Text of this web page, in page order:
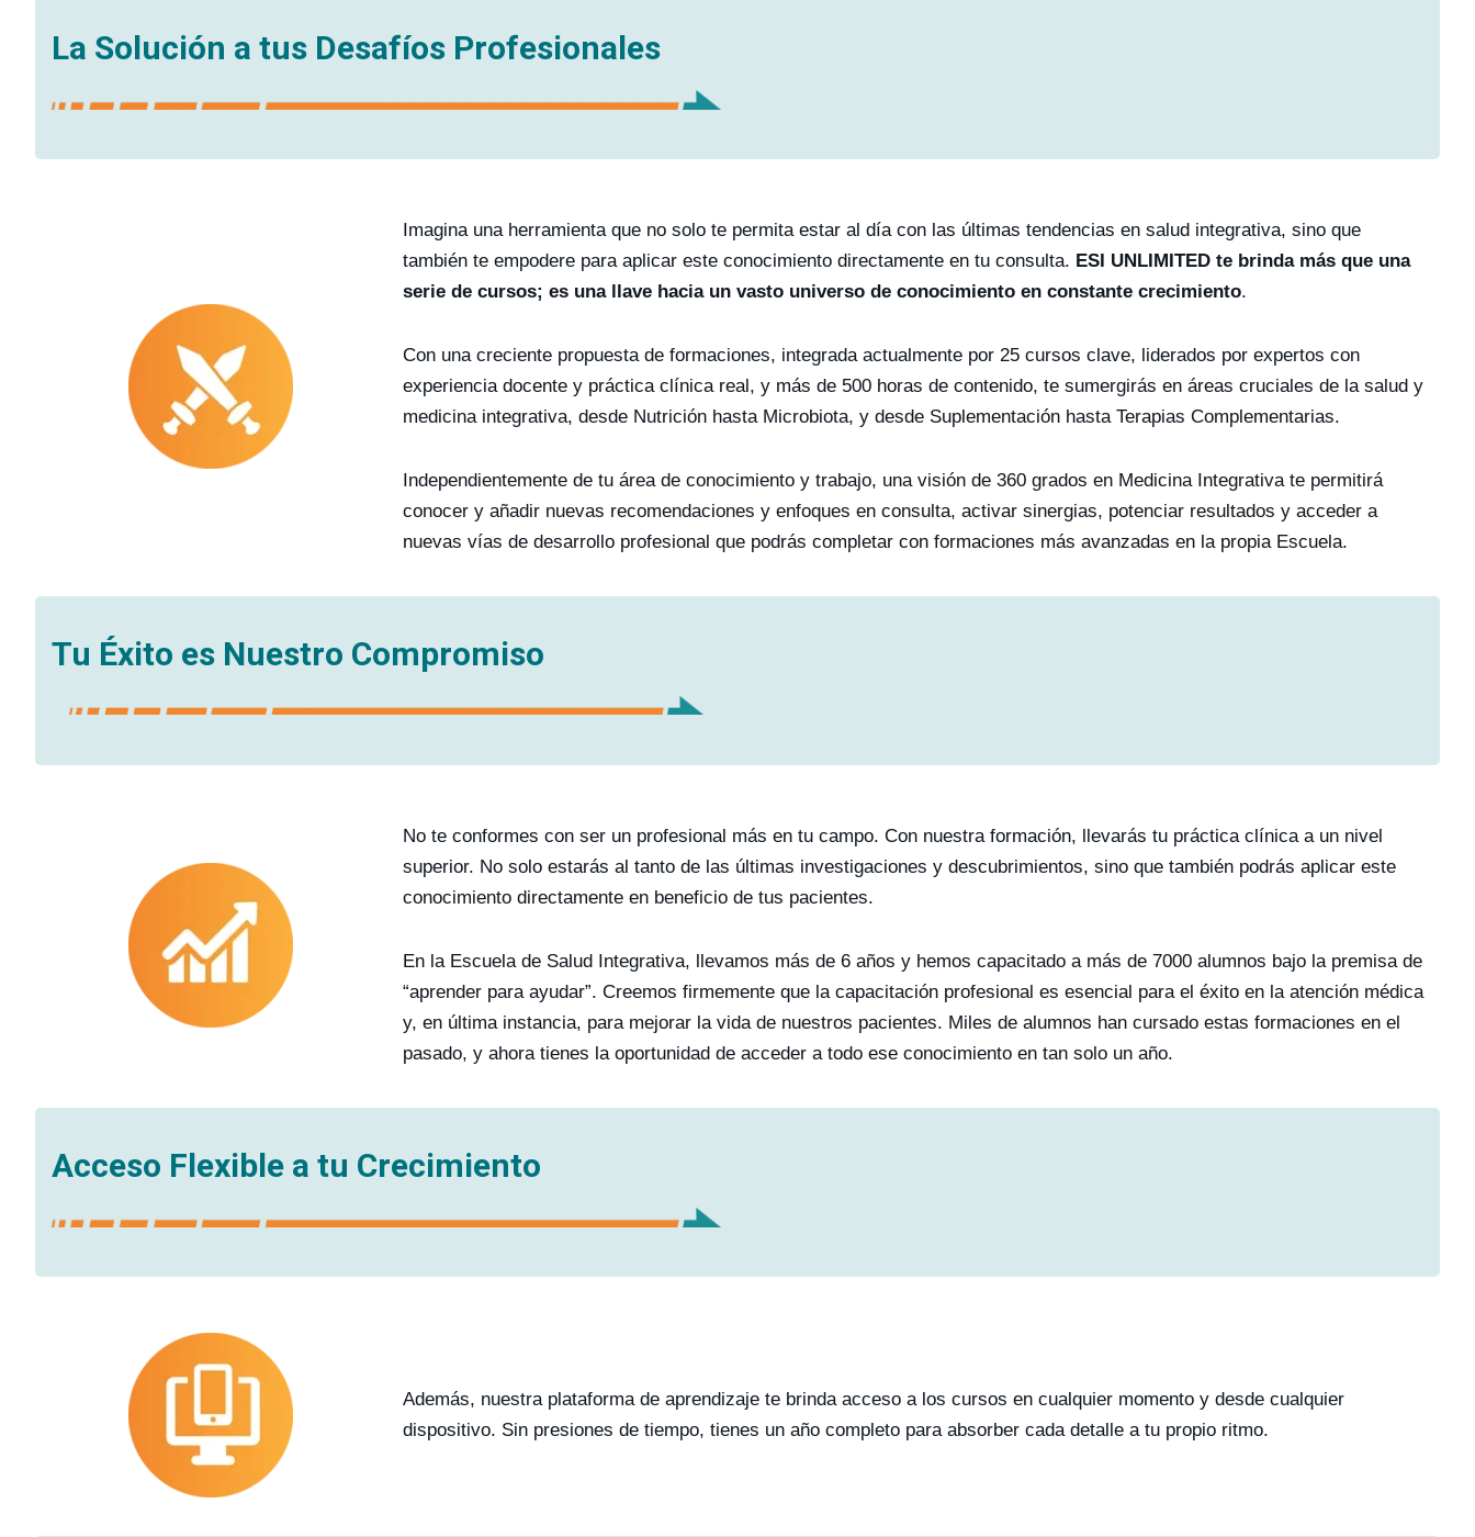
La Solución a tus Desafíos Profesionales
Imagina una herramienta que no solo te permita estar al día con las últimas tendencias en salud integrativa, sino que
también te empodere para aplicar este conocimiento directamente en tu consulta. ESI UNLIMITED te brinda más que una
serie de cursos; es una llave hacia un vasto universo de conocimiento en constante crecimiento.
Con una creciente propuesta de formaciones, integrada actualmente por 25 cursos clave, liderados por expertos con
experiencia docente y práctica clínica real, y más de 500 horas de contenido, te sumergirás en áreas cruciales de la salud y
medicina integrativa, desde Nutrición hasta Microbiota, y desde Suplementación hasta Terapias Complementarias.
Independientemente de tu área de conocimiento y trabajo, una visión de 360 grados en Medicina Integrativa te permitirá
conocer y añadir nuevas recomendaciones y enfoques en consulta, activar sinergias, potenciar resultados y acceder a
nuevas vías de desarrollo profesional que podrás completar con formaciones más avanzadas en la propia Escuela.
Tu Éxito es Nuestro Compromiso
No te conformes con ser un profesional más en tu campo. Con nuestra formación, llevarás tu práctica clínica a un nivel
superior. No solo estarás al tanto de las últimas investigaciones y descubrimientos, sino que también podrás aplicar este
conocimiento directamente en beneficio de tus pacientes.
En la Escuela de Salud Integrativa, llevamos más de 6 años y hemos capacitado a más de 7000 alumnos bajo la premisa de
“aprender para ayudar”. Creemos firmemente que la capacitación profesional es esencial para el éxito en la atención médica
y, en última instancia, para mejorar la vida de nuestros pacientes. Miles de alumnos han cursado estas formaciones en el
pasado, y ahora tienes la oportunidad de acceder a todo ese conocimiento en tan solo un año.
Acceso Flexible a tu Crecimiento
Además, nuestra plataforma de aprendizaje te brinda acceso a los cursos en cualquier momento y desde cualquier
dispositivo. Sin presiones de tiempo, tienes un año completo para absorber cada detalle a tu propio ritmo.